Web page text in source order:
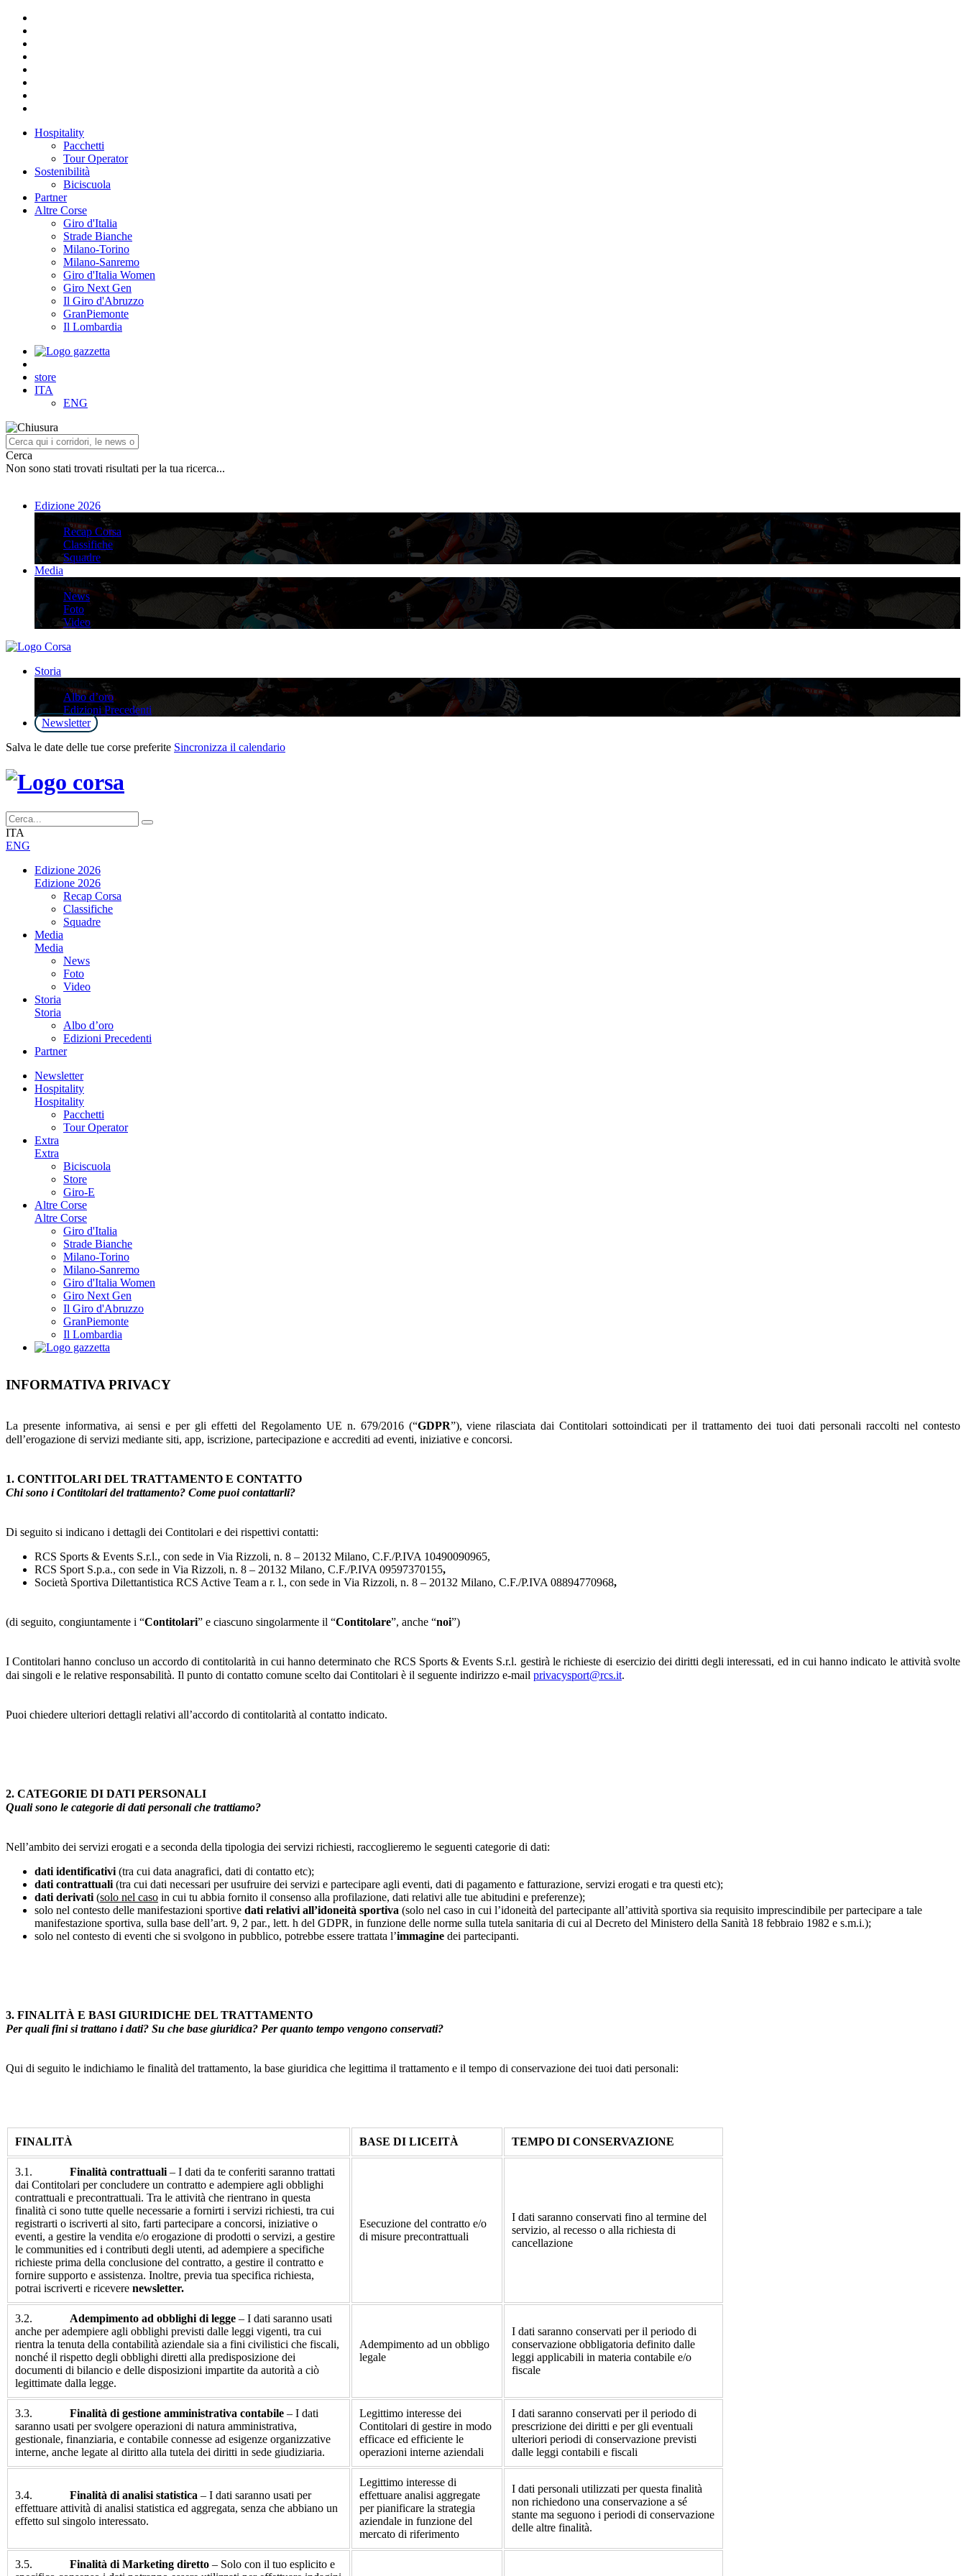
Hospitality
Pacchetti
Tour Operator
Sostenibilità
Biciscuola
Partner
Altre Corse
Giro d'Italia
Strade Bianche
Milano-Torino
Milano-Sanremo
Giro d'Italia Women
Giro Next Gen
Il Giro d'Abruzzo
GranPiemonte
Il Lombardia
store
ITA
ENG
Cerca
Non sono stati trovati risultati per la tua ricerca...
Edizione 2026
Edizione 2026
Recap Corsa
Classifiche
Squadre
Media
Media
News
Foto
Video
Storia
Storia
Albo d’oro
Edizioni Precedenti
Newsletter
Salva le date delle tue corse preferite Sincronizza il calendario
ITA
ENG
Edizione 2026
Edizione 2026
Recap Corsa
Classifiche
Squadre
Media
Media
News
Foto
Video
Storia
Storia
Albo d’oro
Edizioni Precedenti
Partner
Newsletter
Hospitality
Hospitality
Pacchetti
Tour Operator
Extra
Extra
Biciscuola
Store
Giro-E
Altre Corse
Altre Corse
Giro d'Italia
Strade Bianche
Milano-Torino
Milano-Sanremo
Giro d'Italia Women
Giro Next Gen
Il Giro d'Abruzzo
GranPiemonte
Il Lombardia
INFORMATIVA PRIVACY
La presente informativa, ai sensi e per gli effetti del Regolamento UE n. 679/2016 (“GDPR”), viene rilasciata dai Contitolari sottoindicati per il trattamento dei tuoi dati personali raccolti nel contesto
dell’erogazione di servizi mediante siti, app, iscrizione, partecipazione e accrediti ad eventi, iniziative e concorsi.
1. CONTITOLARI DEL TRATTAMENTO E CONTATTO
Chi sono i Contitolari del trattamento? Come puoi contattarli?
Di seguito si indicano i dettagli dei Contitolari e dei rispettivi contatti:
RCS Sports & Events S.r.l., con sede in Via Rizzoli, n. 8 – 20132 Milano, C.F./P.IVA 10490090965,
RCS Sport S.p.a., con sede in Via Rizzoli, n. 8 – 20132 Milano, C.F./P.IVA 09597370155,
Società Sportiva Dilettantistica RCS Active Team a r. l., con sede in Via Rizzoli, n. 8 – 20132 Milano, C.F./P.IVA 08894770968,
(di seguito, congiuntamente i “Contitolari” e ciascuno singolarmente il “Contitolare”, anche “noi”)
I Contitolari hanno concluso un accordo di contitolarità in cui hanno determinato che RCS Sports & Events S.r.l. gestirà le richieste di esercizio dei diritti degli interessati, ed in cui hanno indicato le attività svolte
dai singoli e le relative responsabilità. Il punto di contatto comune scelto dai Contitolari è il seguente indirizzo e-mail privacysport@rcs.it.
Puoi chiedere ulteriori dettagli relativi all’accordo di contitolarità al contatto indicato.
2. CATEGORIE DI DATI PERSONALI
Quali sono le categorie di dati personali che trattiamo?
Nell’ambito dei servizi erogati e a seconda della tipologia dei servizi richiesti, raccoglieremo le seguenti categorie di dati:
dati identificativi (tra cui data anagrafici, dati di contatto etc);
dati contrattuali (tra cui dati necessari per usufruire dei servizi e partecipare agli eventi, dati di pagamento e fatturazione, servizi erogati e tra questi etc);
dati derivati (solo nel caso in cui tu abbia fornito il consenso alla profilazione, dati relativi alle tue abitudini e preferenze);
solo nel contesto delle manifestazioni sportive dati relativi all’idoneità sportiva (solo nel caso in cui l’idoneità del partecipante all’attività sportiva sia requisito imprescindibile per partecipare a tale
manifestazione sportiva, sulla base dell’art. 9, 2 par., lett. h del GDPR, in funzione delle norme sulla tutela sanitaria di cui al Decreto del Ministero della Sanità 18 febbraio 1982 e s.m.i.);
solo nel contesto di eventi che si svolgono in pubblico, potrebbe essere trattata l’immagine dei partecipanti.
3. FINALITÀ E BASI GIURIDICHE DEL TRATTAMENTO
Per quali fini si trattano i dati? Su che base giuridica? Per quanto tempo vengono conservati?
Qui di seguito le indichiamo le finalità del trattamento, la base giuridica che legittima il trattamento e il tempo di conservazione dei tuoi dati personali:
FINALITÀ BASE DI LICEITÀ TEMPO DI CONSERVAZIONE
3.1. Finalità contrattuali – I dati da te conferiti saranno trattati
dai Contitolari per concludere un contratto e adempiere agli obblighi
contrattuali e precontrattuali. Tra le attività che rientrano in questa
finalità ci sono tutte quelle necessarie a fornirti i servizi richiesti, tra cui
registrarti o iscriverti al sito, farti partecipare a concorsi, iniziative o
eventi, a gestire la vendita e/o erogazione di prodotti o servizi, a gestire
le communities ed i contributi degli utenti, ad adempiere a specifiche
richieste prima della conclusione del contratto, a gestire il contratto e
fornire supporto e assistenza. Inoltre, previa tua specifica richiesta,
potrai iscriverti e ricevere newsletter.
Esecuzione del contratto e/o
di misure precontrattuali
I dati saranno conservati fino al termine del
servizio, al recesso o alla richiesta di
cancellazione
3.2. Adempimento ad obblighi di legge – I dati saranno usati
anche per adempiere agli obblighi previsti dalle leggi vigenti, tra cui
rientra la tenuta della contabilità aziendale sia a fini civilistici che fiscali,
nonché il rispetto degli obblighi diretti alla predisposizione dei
documenti di bilancio e delle disposizioni impartite da autorità a ciò
legittimate dalla legge.
Adempimento ad un obbligo
legale
I dati saranno conservati per il periodo di
conservazione obbligatoria definito dalle
leggi applicabili in materia contabile e/o
fiscale
3.3. Finalità di gestione amministrativa contabile – I dati
saranno usati per svolgere operazioni di natura amministrativa,
gestionale, finanziaria, e contabile connesse ad esigenze organizzative
interne, anche legate al diritto alla tutela dei diritti in sede giudiziaria.
Legittimo interesse dei
Contitolari di gestire in modo
efficace ed efficiente le
operazioni interne aziendali
I dati saranno conservati per il periodo di
prescrizione dei diritti e per gli eventuali
ulteriori periodi di conservazione previsti
dalle leggi contabili e fiscali
3.4. Finalità di analisi statistica – I dati saranno usati per
effettuare attività di analisi statistica ed aggregata, senza che abbiano un
effetto sul singolo interessato.
Legittimo interesse di
effettuare analisi aggregate
per pianificare la strategia
aziendale in funzione del
mercato di riferimento
I dati personali utilizzati per questa finalità
non richiedono una conservazione a sé
stante ma seguono i periodi di conservazione
delle altre finalità.
3.5. Finalità di Marketing diretto – Solo con il tuo esplicito e